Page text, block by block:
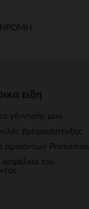
ειδη
γέννησής μου
βρεφανάπτυξης
προϊόντων Prémaman
ασφάλεια του